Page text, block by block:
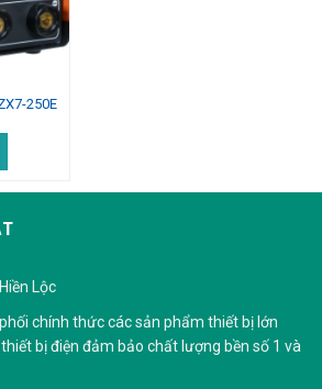
250E
chính thức các sản phẩm thiết bị lớn
bị điện đảm bảo chất lượng bền số 1 và